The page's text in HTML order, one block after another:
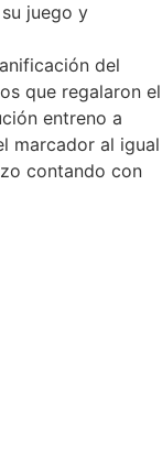
juego y
del
que regalaron el
entreno a
marcador al igual
contando con